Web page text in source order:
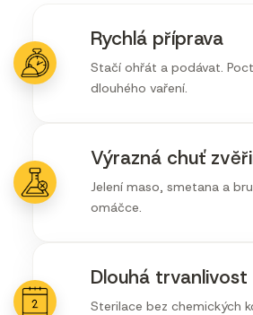
Rychlá příprava
Stačí ohřát a podávat.
dlouhého vaření.
Výrazná chuť
Jelení maso, smetana a
omáčce.
Dlouhá trvanlivost
Sterilace bez chemických